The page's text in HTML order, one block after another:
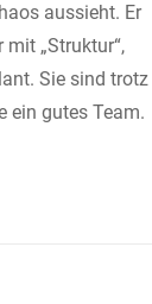
aussieht. Er
mit „Struktur“,
Sie sind trotz
ein gutes Team.